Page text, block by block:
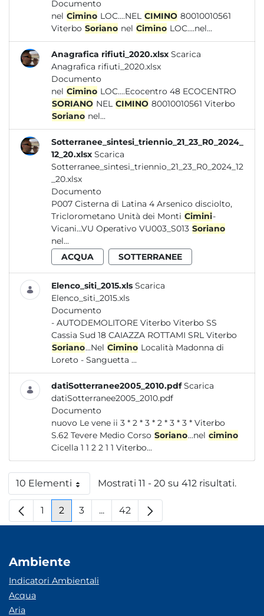
Documento
nel Cimino LOC....NEL CIMINO 80010010561
Viterbo Soriano nel Cimino LOC....nel...
Anagrafica rifiuti_2020.xlsx Scarica
Anagrafica rifiuti_2020.xlsx
Documento
nel Cimino
LOC....Ecocentro 48 ECOCENTRO
SORIANO NEL CIMINO 80010010561 Viterbo
Soriano nel...
Sotterranee_sintesi_triennio_21_23_R0_2024_
12_20.xlsx Scarica
Sotterranee_sintesi_triennio_21_23_R0_2024_12
_20.xlsx
Documento
P007 Cisterna di Latina 4 Arsenico disciolto,
Triclorometano Unità dei Monti Cimini-
Vicani...VU Operativo VU003_S013 Soriano
nel...
ACQUA
SOTTERRANEE
Elenco_siti_2015.xls Scarica
Elenco_siti_2015.xls
Documento
- AUTODEMOLITORE Viterbo Viterbo SS
Cassia Sud 18 CAIAZZA ROTTAMI SRL Viterbo
Soriano...Nel Cimino Località Madonna di
Loreto - Sanguetta ...
datiSotterranee2005_2010.pdf Scarica
datiSotterranee2005_2010.pdf
Documento
nuovo Le vene ii 3 * 2 * 3 * 2 * 3 * 3 * Viterbo
S.62 Tevere Medio Corso Soriano...nel cimino
Cicella 1 1 2 2 1 1 Viterbo...
10 ElementiPer paginaMostrati 11 - 20 su 412 risultati.
Pagina
1 Pagina
2 Pagina
3 ...Pagine intermedie
Pagina
42
Ambiente
Indicatori Ambientali
Acqua
Aria